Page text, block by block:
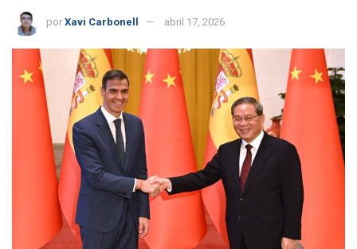
por Xavi Carbonell abril 17, 2026